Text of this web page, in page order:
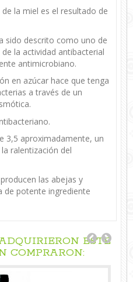
la miel es el resultado de
sido descrito como uno de
la actividad antibacterial
antimicrobiano.
en azúcar hace que tenga
a través de un
3,5 aproximadamente, un
ralentización del
las abejas y
de potente ingrediente
ESTE
COMPRARON: